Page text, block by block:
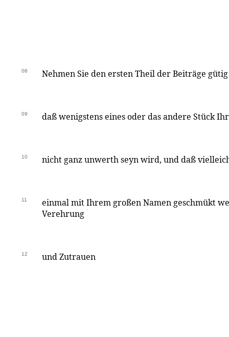
08 Nehmen Sie den ersten Theil der Beiträge
09 daß wenigstens eines oder das andere Stück
10 nicht ganz unwerth seyn wird, und daß
11
einmal mit Ihrem großen Namen geschmükt
Verehrung
12 und Zutrauen